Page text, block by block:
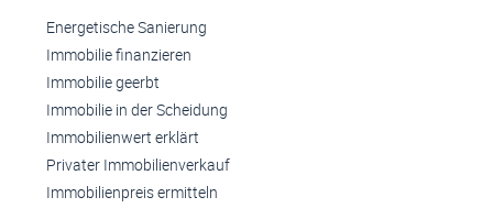
Energetische Sanierung
Immobilie finanzieren
Immobilie geerbt
Immobilie in der Scheidung
Immobilienwert erklärt
Privater Immobilienverkauf
Immobilienpreis ermitteln